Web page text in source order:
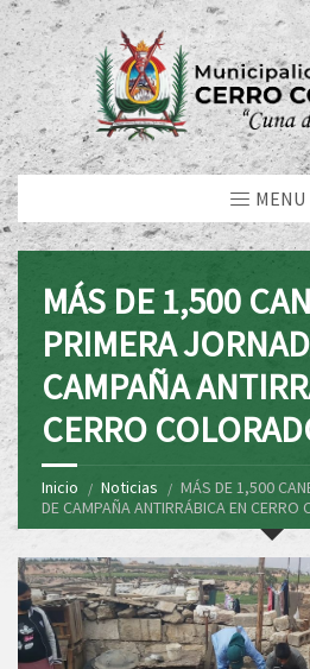
MENU
MÁS DE 1,500
PRIMERA
CAMPAÑA
CERRO
Inicio Noticias
MÁS DE 1,500
DE CAMPAÑA ANTIRRÁBICA EN CERRO